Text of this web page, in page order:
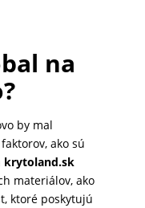
na
by mal
ako sú
krytoland.sk
materiálov, ako
ktoré poskytujú